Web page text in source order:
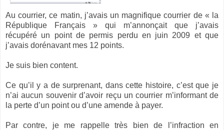
Au courrier, ce matin, j’avais un magnifique courrier de « la
République Français » qui m’annonçait que j’avais
récupéré un point de permis perdu en juin 2009 et que
j’avais dorénavant mes 12 points.
Je suis bien content.
Ce qu’il y a de surprenant, dans cette histoire, c’est que je
n’ai aucun souvenir d’avoir reçu un courrier m’informant de
la perte d’un point ou d’une amende à payer.
Par contre, je me rappelle très bien de l’infraction en